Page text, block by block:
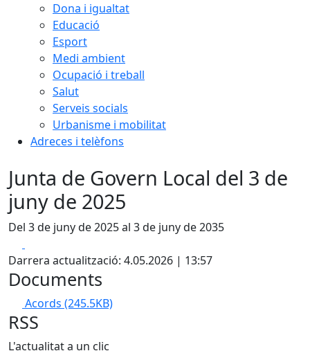
Dona i igualtat
Educació
Esport
Medi ambient
Ocupació i treball
Salut
Serveis socials
Urbanisme i mobilitat
Adreces i telèfons
Junta de Govern Local del 3 de
juny de 2025
Del 3 de juny de 2025 al 3 de juny de 2035
Darrera actualització: 4.05.2026 | 13:57
Documents
Acords (245.5KB)
RSS
L'actualitat a un clic